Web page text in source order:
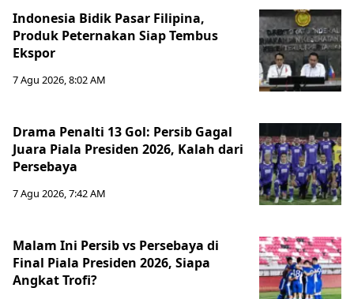
Indonesia Bidik Pasar Filipina,
Produk Peternakan Siap Tembus
Ekspor
7 Agu 2026, 8:02 AM
Drama Penalti 13 Gol: Persib Gagal
Juara Piala Presiden 2026, Kalah dari
Persebaya
7 Agu 2026, 7:42 AM
Malam Ini Persib vs Persebaya di
Final Piala Presiden 2026, Siapa
Angkat Trofi?